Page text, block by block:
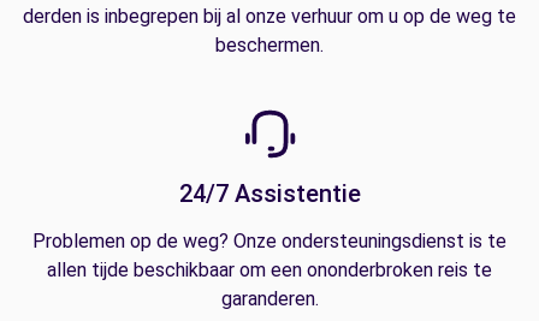
derden is inbegrepen bij al onze verhuur om u op de weg te
beschermen.
24/7 Assistentie
Problemen op de weg? Onze ondersteuningsdienst is te
allen tijde beschikbaar om een ononderbroken reis te
garanderen.